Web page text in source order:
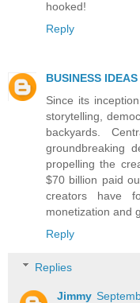
hooked!
Reply
BUSINESS IDEAS
Since its
storytelling,
backyards.
groundbreaking
propelling the
$70 billion paid
creators have
monetization and
Reply
Replies
Jimmy